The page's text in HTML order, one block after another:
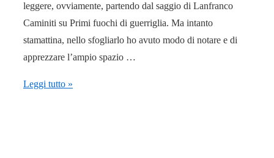
leggere, ovviamente, partendo dal saggio di Lanfranco
Caminiti su Primi fuochi di guerriglia. Ma intanto
stamattina, nello sfogliarlo ho avuto modo di notare e di
apprezzare l’ampio spazio …
La
Leggi tutto »